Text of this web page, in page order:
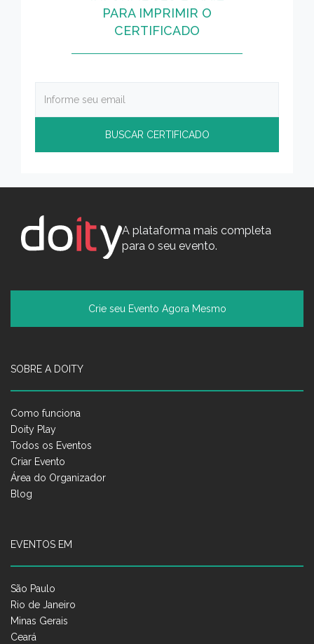
PARA IMPRIMIR O
CERTIFICADO
A plataforma mais completa
para o seu evento.
Crie seu Evento Agora Mesmo
SOBRE A DOITY
Como funciona
Doity Play
Todos os Eventos
Criar Evento
Área do Organizador
Blog
EVENTOS EM
São Paulo
Rio de Janeiro
Minas Gerais
Ceará